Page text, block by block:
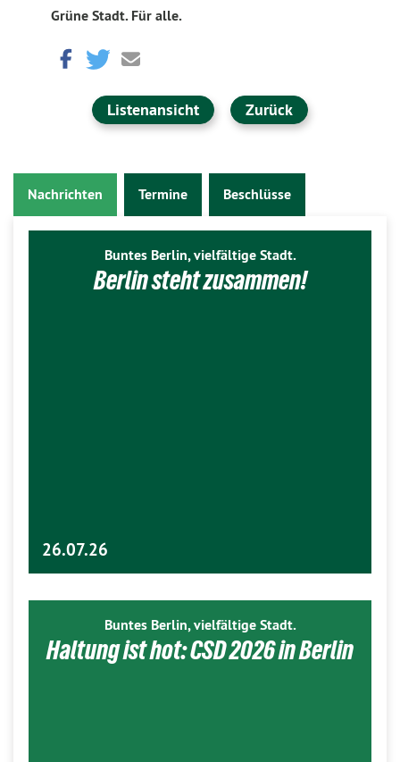
Grüne Stadt. Für alle.
Listenansicht Zurück
Nachrichten Termine Beschlüsse
Buntes Berlin, vielfältige Stadt.
Berlin steht zusammen!
26.07.26
Buntes Berlin, vielfältige Stadt.
Haltung ist hot: CSD 2026 in Berlin